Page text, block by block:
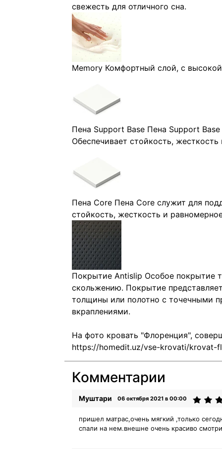
свежесть для отличного сна.
Memory Комфортный слой, с
Пена Support Base Пена Support
Обеспечивает стойкость,
Пена Core Пена Core служит для
стойкость, жесткость и
Покрытие Antislip Особое покрытие
скольжению. Покрытие
толщины или полотно с точечными
вкраплениями.
На фото кровать "Флоренция",
Комментарии
Муштари 06 октября 2021 в 00:00
пришел матрас,очень мягкий ,только
спали на нем.внешне очень красиво